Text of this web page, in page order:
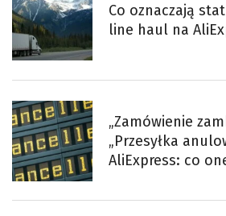
Co oznaczają
line haul na
„Zamówienie
„Przesyłka
AliExpress: co